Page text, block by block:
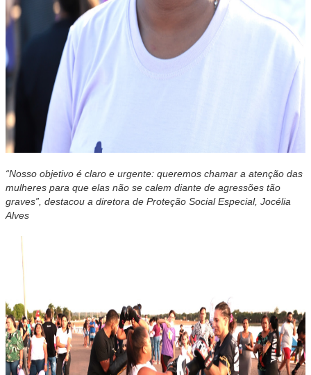
“Nosso objetivo é claro e urgente: queremos chamar a atenção das
mulheres para que elas não se calem diante de agressões tão
graves”, destacou a diretora de Proteção Social Especial, Jocélia
Alves